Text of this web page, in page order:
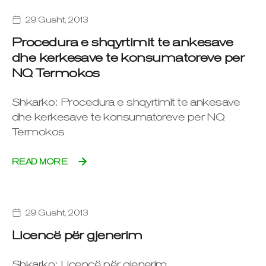
29 Gusht, 2013
Procedura e shqyrtimit te ankesave
dhe kerkesave te konsumatoreve per
NQ Termokos
Shkarko: Procedura e shqyrtimit te ankesave
dhe kerkesave te konsumatoreve per NQ
Termokos
READ MORE
29 Gusht, 2013
Licencë për gjenerim